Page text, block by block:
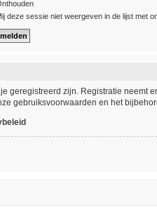
deze sessie niet weergeven in de lijst met
geregistreerd zijn. Registratie neemt
gebruiksvoorwaarden en het